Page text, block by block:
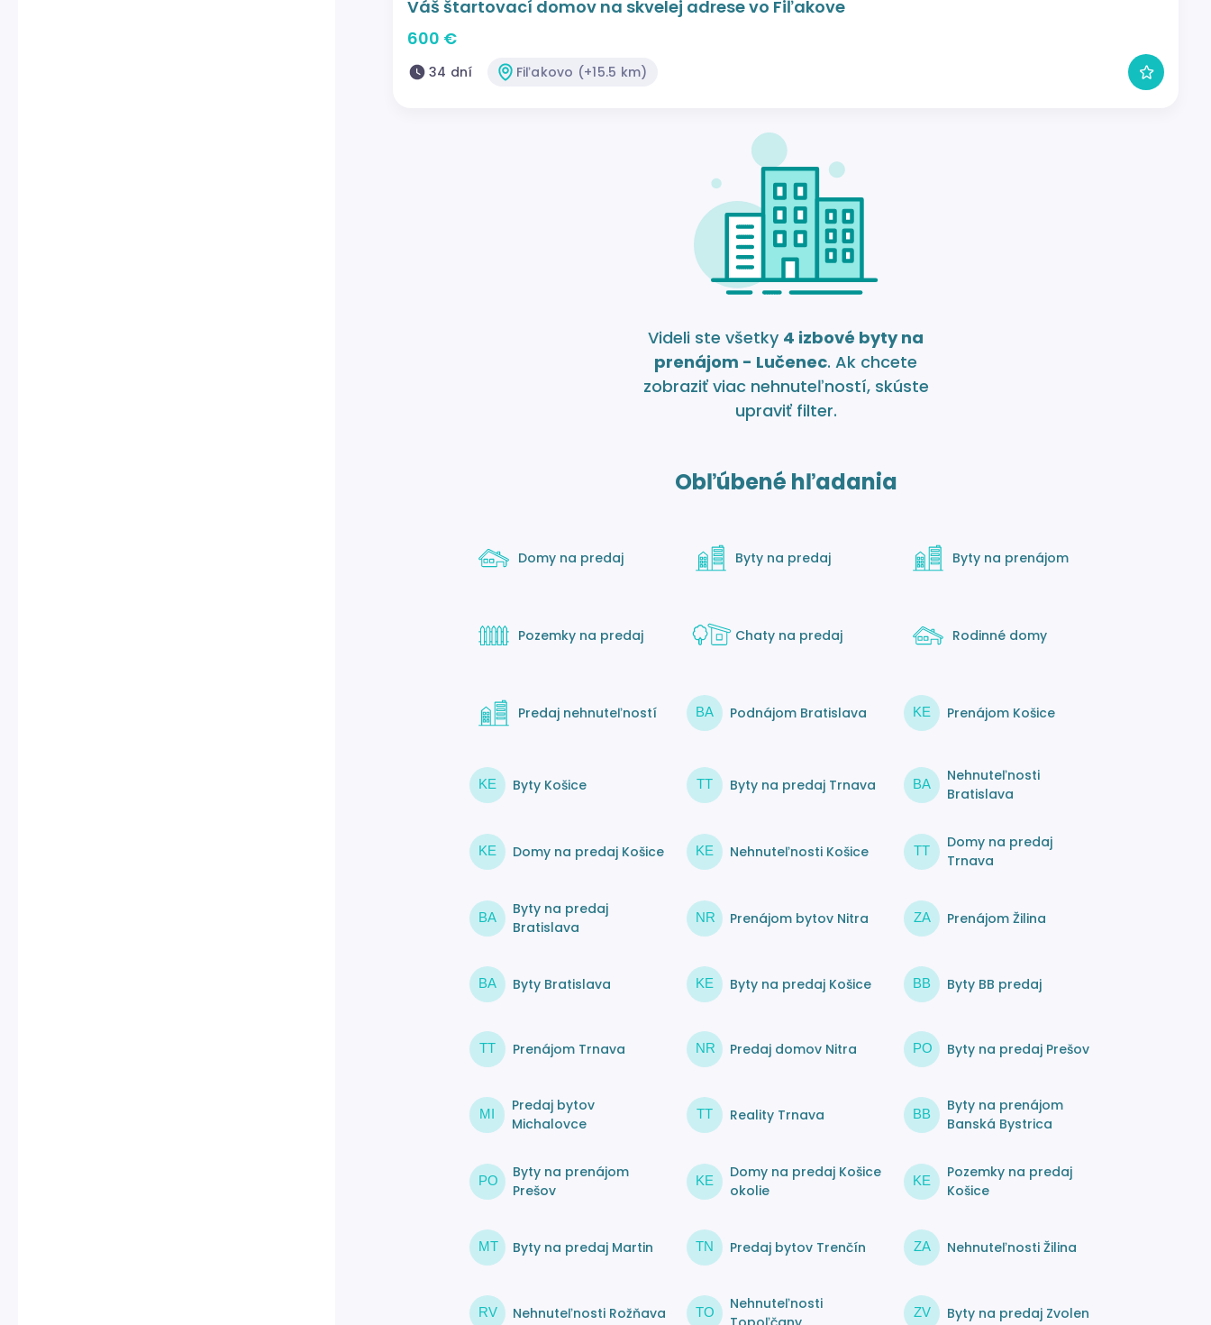
Váš štartovací domov na skvelej adrese vo Fiľakove
600 €
34 dní Fiľakovo (+15.5 km)
Videli ste všetky 4 izbové byty na
prenájom - Lučenec. Ak chcete
zobraziť viac nehnuteľností, skúste
upraviť filter.
Obľúbené hľadania
Domy na predaj Byty na predaj Byty na prenájom
Pozemky na predaj Chaty na predaj Rodinné domy
Predaj nehnuteľností BA Podnájom Bratislava KE Prenájom Košice
KE Byty Košice TT Byty na predaj Trnava BA
Nehnuteľnosti
Bratislava
KE Domy na predaj Košice KE Nehnuteľnosti Košice TT
Domy na predaj
Trnava
BA
Byty na predaj
Bratislava
NR Prenájom bytov Nitra ZA Prenájom Žilina
BA Byty Bratislava KE Byty na predaj Košice BB Byty BB predaj
TT Prenájom Trnava NR Predaj domov Nitra PO Byty na predaj Prešov
MI
Predaj bytov
Michalovce
TT Reality Trnava BB
Byty na prenájom
Banská Bystrica
PO
Byty na prenájom
Prešov
KE
Domy na predaj Košice
okolie
KE
Pozemky na predaj
Košice
MT Byty na predaj Martin TN Predaj bytov Trenčín ZA Nehnuteľnosti Žilina
RV Nehnuteľnosti Rožňava TO
Nehnuteľnosti
ZV Byty na predaj Zvolen